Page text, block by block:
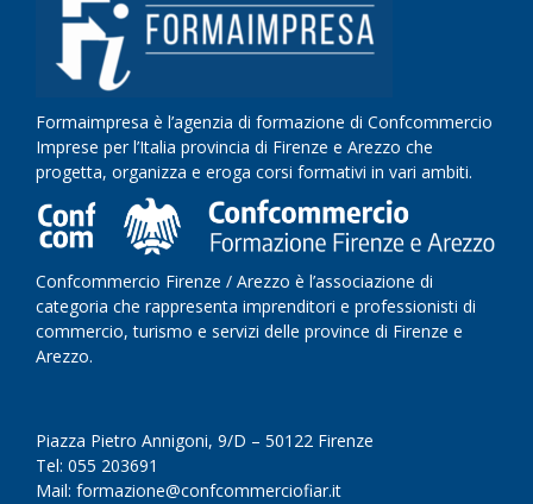
Formaimpresa è l’agenzia di formazione di Confcommercio
Imprese per l’Italia provincia di Firenze e Arezzo che
progetta, organizza e eroga corsi formativi in vari ambiti.
Confcommercio Firenze / Arezzo è l’associazione di
categoria che rappresenta imprenditori e professionisti di
commercio, turismo e servizi delle province di Firenze e
Arezzo.
Piazza Pietro Annigoni, 9/D – 50122 Firenze
Tel: 055 203691
Mail: formazione@confcommerciofiar.it